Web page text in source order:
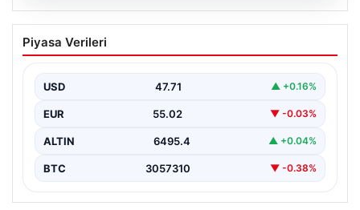
Mohamed Salah’ın karnındaki görüntü
gündem olmuştu! Gerçek ortaya çıktı
Piyasa Verileri
USD 47.71 ▲ +0.16%
EUR 55.02 ▼ -0.03%
ALTIN 6495.4 ▲ +0.04%
BTC 3057310 ▼ -0.38%